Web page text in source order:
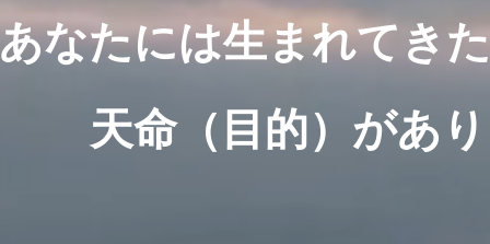
あなたには生まれてきた
（目的）があり